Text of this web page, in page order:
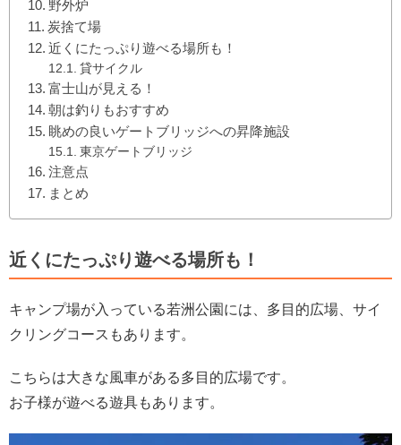
野外炉
炭捨て場
近くにたっぷり遊べる場所も！
貸サイクル
富士山が見える！
朝は釣りもおすすめ
眺めの良いゲートブリッジへの昇降施設
東京ゲートブリッジ
注意点
まとめ
近くにたっぷり遊べる場所も！
キャンプ場が入っている若洲公園には、多目的広場、サイ
クリングコースもあります。
こちらは大きな風車がある多目的広場です。
お子様が遊べる遊具もあります。